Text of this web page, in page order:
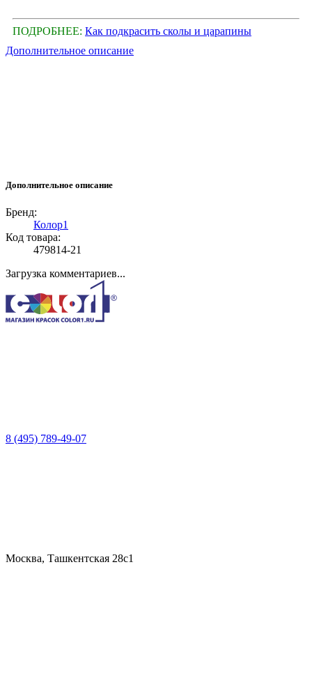
ПОДРОБНЕЕ: Как подкрасить сколы и царапины
Дополнительное описание
Дополнительное описание
Бренд:
Колор1
Код товара:
479814-21
Загрузка комментариев...
8 (495) 789-49-07
Москва, Ташкентская 28с1